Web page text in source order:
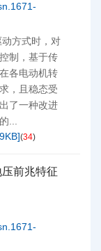
方式时，对
制，基于传
各电动机转
，且稳态受
了一种改进
...
](34)
前兆特征